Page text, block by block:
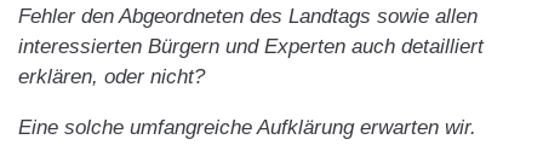
Fehler den Abgeordneten des Landtags sowie allen
interessierten Bürgern und Experten auch detailliert
erklären, oder nicht?
Eine solche umfangreiche Aufklärung erwarten wir.